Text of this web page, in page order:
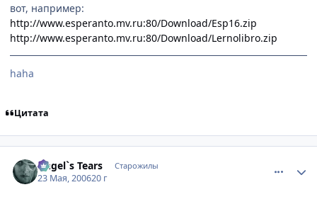
вот, например:
http://www.esperanto.mv.ru:80/Download/Esp16.zip
http://www.esperanto.mv.ru:80/Download/Lernolibro.zip
haha
Цитата
Angel`s Tears Старожилы
23 Мая, 200620 г